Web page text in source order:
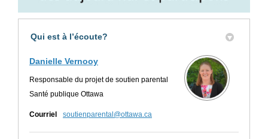
Qui est à l’écoute?
Danielle Vernooy
Responsable du projet de soutien parental
Santé publique Ottawa
Courriel soutienparental@ottawa.ca